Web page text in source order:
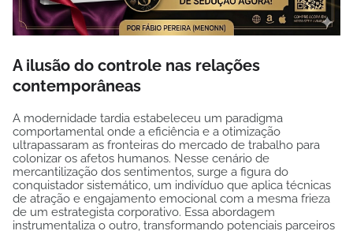
A ilusão do controle nas relações
contemporâneas
A modernidade tardia estabeleceu um paradigma
comportamental onde a eficiência e a otimização
ultrapassaram as fronteiras do mercado de trabalho para
colonizar os afetos humanos. Nesse cenário de
mercantilização dos sentimentos, surge a figura do
conquistador sistemático, um indivíduo que aplica técnicas
de atração e engajamento emocional com a mesma frieza
de um estrategista corporativo. Essa abordagem
instrumentaliza o outro, transformando potenciais parceiros